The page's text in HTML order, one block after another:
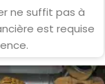
ne suffit pas à
est requise